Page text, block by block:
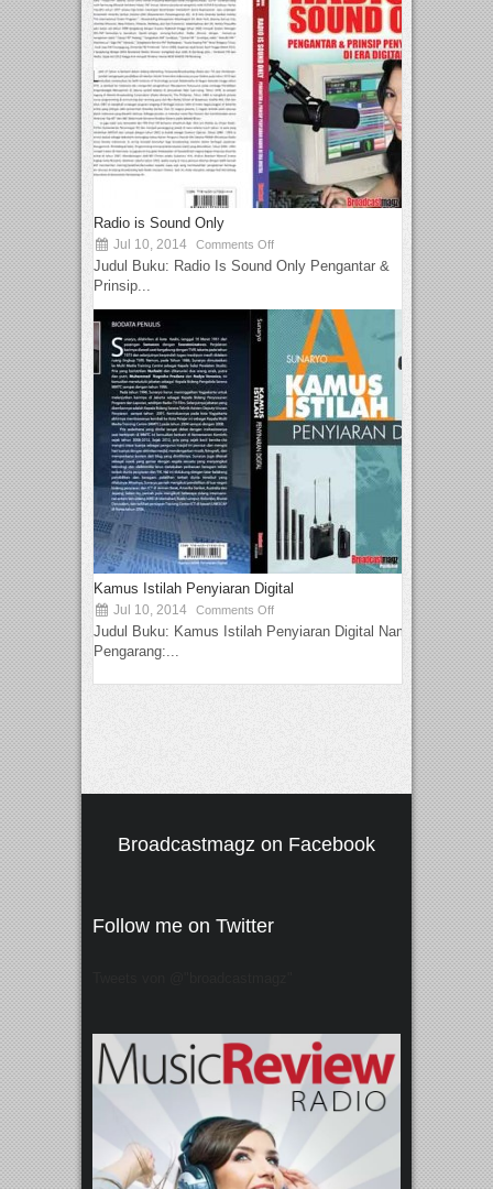
Radio is Sound Only
Jul 10, 2014 Comments Off
Judul Buku: Radio Is Sound Only Pengantar &
Prinsip...
Kamus Istilah Penyiaran Digital
Jul 10, 2014 Comments Off
Judul Buku: Kamus Istilah Penyiaran Digital Nama
Pengarang:...
Broadcastmagz on Facebook
Follow me on Twitter